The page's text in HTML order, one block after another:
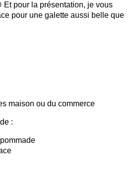
Et pour la présentation, je vous
pour une galette aussi belle que
maison ou du commerce
: